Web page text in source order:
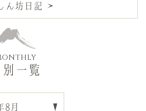
ん坊日記
別一覧